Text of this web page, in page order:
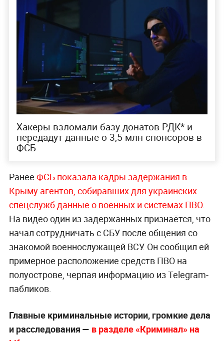
Хакеры взломали базу донатов РДК* и
передадут данные о 3,5 млн спонсоров в
ФСБ
Ранее ФСБ показала кадры задержания в
Крыму агентов, собиравших для украинских
спецслужб данные о военных и системах ПВО.
На видео один из задержанных признаётся, что
начал сотрудничать с СБУ после общения со
знакомой военнослужащей ВСУ. Он сообщил ей
примерное расположение средств ПВО на
полуострове, черпая информацию из Telegram-
пабликов.
Главные криминальные истории, громкие дела
и расследования — в разделе «Криминал» на